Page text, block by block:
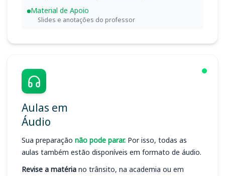
Material de Apoio
Slides e anotações do professor
Aulas em
Áudio
Sua preparação não pode parar. Por isso, todas as
aulas também estão disponíveis em formato de áudio.
Revise a matéria no trânsito, na academia ou em